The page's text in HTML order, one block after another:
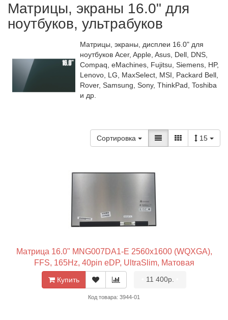
Матрицы, экраны 16.0" для
ноутбуков, ультрабуков
Матрицы, экраны, дисплеи 16.0" для
ноутбуков Acer, Apple, Asus, Dell, DNS,
Compaq, eMachines, Fujitsu, Siemens, HP,
Lenovo, LG, MaxSelect, MSI, Packard Bell,
Rover, Samsung, Sony, ThinkPad, Toshiba
и др.
Сортировка 15
Матрица 16.0" MNG007DA1-E 2560x1600 (WQXGA),
FFS, 165Hz, 40pin eDP, UltraSlim, Матовая
Купить 11 400р.
Код товара: 3944-01